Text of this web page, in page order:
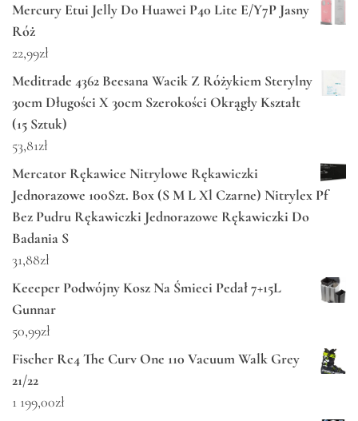
Mercury Etui Jelly Do Huawei P40 Lite E/Y7P Jasny
Róż
22,99zł
Meditrade 4362 Beesana Wacik Z Różykiem Sterylny
30cm Długości X 30cm Szerokości Okrągły Kształt
(15 Sztuk)
53,81zł
Mercator Rękawice Nitrylowe Rękawiczki
Jednorazowe 100Szt. Box (S M L Xl Czarne) Nitrylex Pf
Bez Pudru Rękawiczki Jednorazowe Rękawiczki Do
Badania S
31,88zł
Keeeper Podwójny Kosz Na Śmieci Pedał 7+15L
Gunnar
50,99zł
Fischer Rc4 The Curv One 110 Vacuum Walk Grey
21/22
1 199,00zł